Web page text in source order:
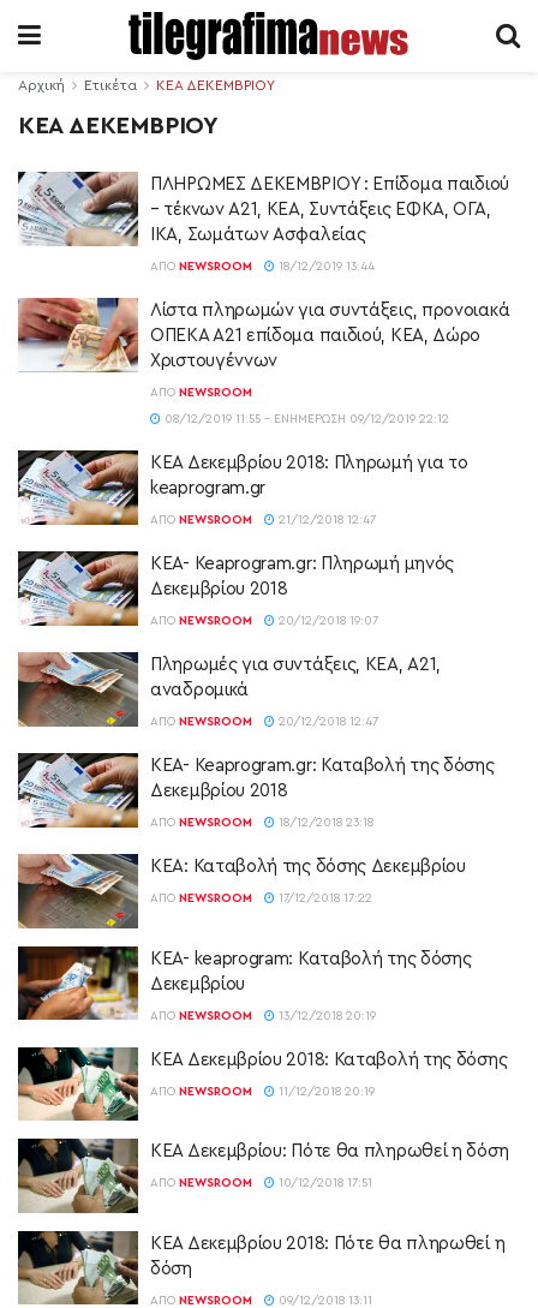
Αρχική Ετικέτα ΚΕΑ ΔΕΚΕΜΒΡΙΟΥ
ΚΕΑ ΔΕΚΕΜΒΡΙΟΥ
ΠΛΗΡΩΜΕΣ ΔΕΚΕΜΒΡΙΟΥ : Επίδομα παιδιού
– τέκνων Α21, ΚΕΑ, Συντάξεις ΕΦΚΑ, ΟΓΑ,
ΙΚΑ, Σωμάτων Ασφαλείας
ΑΠΌ NEWSROOM 18/12/2019 13:44
Λίστα πληρωμών για συντάξεις, προνοιακά
ΟΠΕΚΑ Α21 επίδομα παιδιού, ΚΕΑ, Δώρο
Χριστουγέννων
ΑΠΌ NEWSROOM
08/12/2019 11:55 - ΕΝΗΜΈΡΩΣΗ 09/12/2019 22:12
ΚΕΑ Δεκεμβρίου 2018: Πληρωμή για το
keaprogram.gr
ΑΠΌ NEWSROOM 21/12/2018 12:47
ΚΕΑ- Keaprogram.gr: Πληρωμή μηνός
Δεκεμβρίου 2018
ΑΠΌ NEWSROOM 20/12/2018 19:07
Πληρωμές για συντάξεις, ΚΕΑ, Α21,
αναδρομικά
ΑΠΌ NEWSROOM 20/12/2018 12:47
ΚΕΑ- Keaprogram.gr: Καταβολή της δόσης
Δεκεμβρίου 2018
ΑΠΌ NEWSROOM 18/12/2018 23:18
ΚΕΑ: Καταβολή της δόσης Δεκεμβρίου
ΑΠΌ NEWSROOM 17/12/2018 17:22
ΚΕΑ- keaprogram: Καταβολή της δόσης
Δεκεμβρίου
ΑΠΌ NEWSROOM 13/12/2018 20:19
ΚΕΑ Δεκεμβρίου 2018: Καταβολή της δόσης
ΑΠΌ NEWSROOM 11/12/2018 20:19
ΚΕΑ Δεκεμβρίου: Πότε θα πληρωθεί η δόση
ΑΠΌ NEWSROOM 10/12/2018 17:51
ΚΕΑ Δεκεμβρίου 2018: Πότε θα πληρωθεί η
δόση
ΑΠΌ NEWSROOM 09/12/2018 13:11